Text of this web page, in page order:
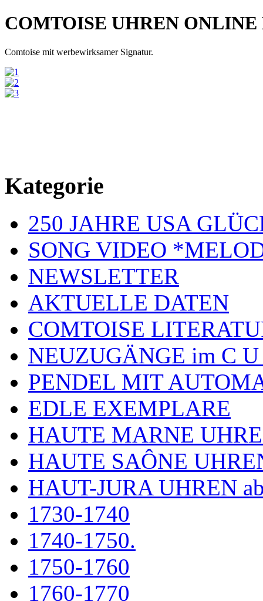
COMTOISE UHREN ONLINE
Comtoise mit werbewirksamer Signatur.
Kategorie
250 JAHRE USA
SONG VIDEO
NEWSLETTER
AKTUELLE DATEN
COMTOISE
NEUZUGÄNGE im C
PENDEL MIT
EDLE EXEMPLARE
HAUTE MARNE
HAUTE SAÔNE
HAUT-JURA UHREN
1730-1740
1740-1750.
1750-1760
1760-1770